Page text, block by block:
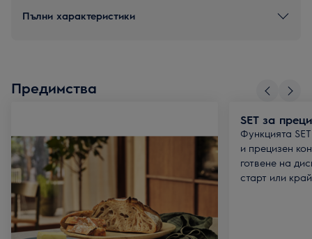
Пълни характеристики
Предимства
SET за
Функцията
и прецизен
готвене на
старт или